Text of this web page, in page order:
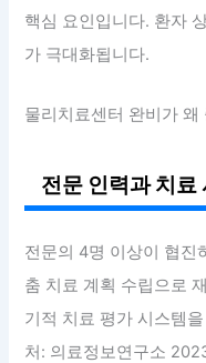
핵심 요인입니다. 환자
가 극대화됩니다.
물리치료센터 완비가 왜
전문 인력과 치료
전문의 4명 이상이 협
춤 치료 계획 수립으로
기적 치료 평가 시스템
처: 의료정보연구소